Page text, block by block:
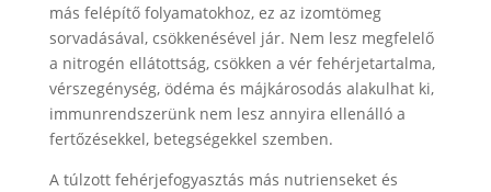
más felépítő folyamatokhoz, ez az izomtömeg
sorvadásával, csökkenésével jár. Nem lesz megfelelő
a nitrogén ellátottság, csökken a vér fehérjetartalma,
vérszegénység, ödéma és májkárosodás alakulhat ki,
immunrendszerünk nem lesz annyira ellenálló a
fertőzésekkel, betegségekkel szemben.
A túlzott fehérjefogyasztás más nutrienseket és